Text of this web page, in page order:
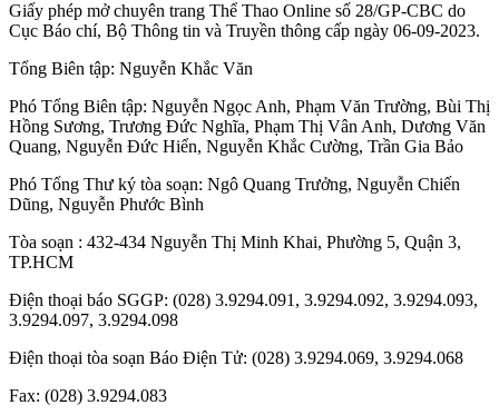
Giấy phép mở chuyên trang Thể Thao Online số 28/GP-CBC do
Cục Báo chí, Bộ Thông tin và Truyền thông cấp ngày 06-09-2023.
Tổng Biên tập: Nguyễn Khắc Văn
Phó Tổng Biên tập: Nguyễn Ngọc Anh, Phạm Văn Trường, Bùi Thị
Hồng Sương, Trương Đức Nghĩa, Phạm Thị Vân Anh, Dương Văn
Quang, Nguyễn Đức Hiển, Nguyễn Khắc Cường, Trần Gia Bảo
Phó Tổng Thư ký tòa soạn: Ngô Quang Trưởng, Nguyễn Chiến
Dũng, Nguyễn Phước Bình
Tòa soạn : 432-434 Nguyễn Thị Minh Khai, Phường 5, Quận 3,
TP.HCM
Điện thoại báo SGGP: (028) 3.9294.091, 3.9294.092, 3.9294.093,
3.9294.097, 3.9294.098
Điện thoại tòa soạn Báo Điện Tử: (028) 3.9294.069, 3.9294.068
Fax: (028) 3.9294.083